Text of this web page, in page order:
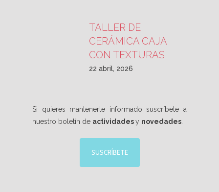
TALLER DE
CERÁMICA CAJA
CON TEXTURAS
22 abril, 2026
Si quieres mantenerte informado suscríbete a
nuestro boletín de actividadesy novedades
SUSCRÍBETE